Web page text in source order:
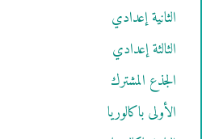
الثانية إعدادي
الثالثة إعدادي
الجذع المشترك
الأولى باكالوريا